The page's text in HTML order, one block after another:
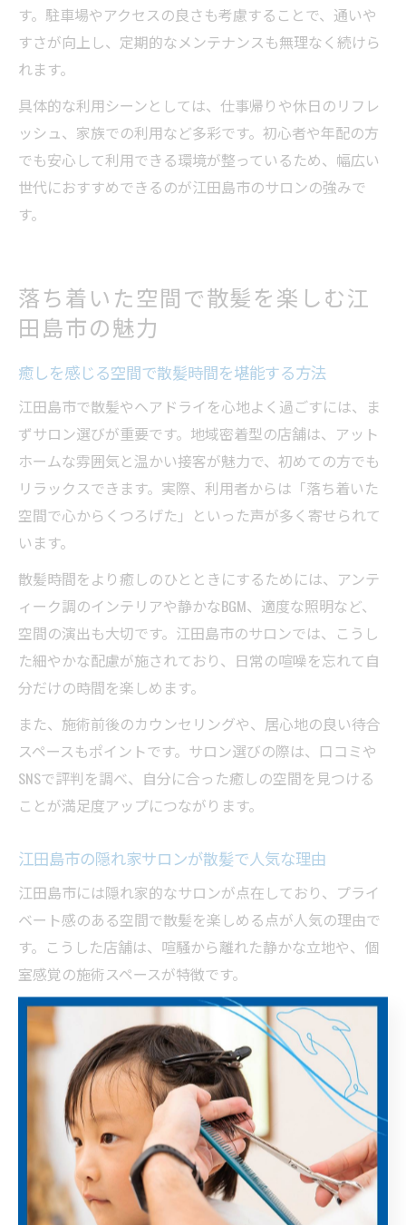
す。駐車場やアクセスの良さも考慮することで、通いや
すさが向上し、定期的なメンテナンスも無理なく続けら
れます。
具体的な利用シーンとしては、仕事帰りや休日のリフレ
ッシュ、家族での利用など多彩です。初心者や年配の方
でも安心して利用できる環境が整っているため、幅広い
世代におすすめできるのが江田島市のサロンの強みで
す。
落ち着いた空間で散髪を楽しむ江
田島市の魅力
癒しを感じる空間で散髪時間を堪能する方法
江田島市で散髪やヘアドライを心地よく過ごすには、ま
ずサロン選びが重要です。地域密着型の店舗は、アット
ホームな雰囲気と温かい接客が魅力で、初めての方でも
リラックスできます。実際、利用者からは「落ち着いた
空間で心からくつろげた」といった声が多く寄せられて
います。
散髪時間をより癒しのひとときにするためには、アンテ
ィーク調のインテリアや静かなBGM、適度な照明など、
空間の演出も大切です。江田島市のサロンでは、こうし
た細やかな配慮が施されており、日常の喧噪を忘れて自
分だけの時間を楽しめます。
また、施術前後のカウンセリングや、居心地の良い待合
スペースもポイントです。サロン選びの際は、口コミや
SNSで評判を調べ、自分に合った癒しの空間を見つける
ことが満足度アップにつながります。
江田島市の隠れ家サロンが散髪で人気な理由
江田島市には隠れ家的なサロンが点在しており、プライ
ベート感のある空間で散髪を楽しめる点が人気の理由で
す。こうした店舗は、喧騒から離れた静かな立地や、個
室感覚の施術スペースが特徴です。
特に「ヘアーサロン ヒデ」などは、落ち着いた照明や季
節感のある内装で、非日常的な癒しを演出しています。
利用者からも「隠れ家のような雰囲気でリラックスでき
る」「人目を気にせず過ごせる」といった高評価が寄せ
られています。
また、理容師との距離が近く、要望を丁寧に聞いてもら
えるため、初めての方や女性にもおすすめです。プライ
ベート空間での散髪は、自分だけの贅沢な時間を過ごし